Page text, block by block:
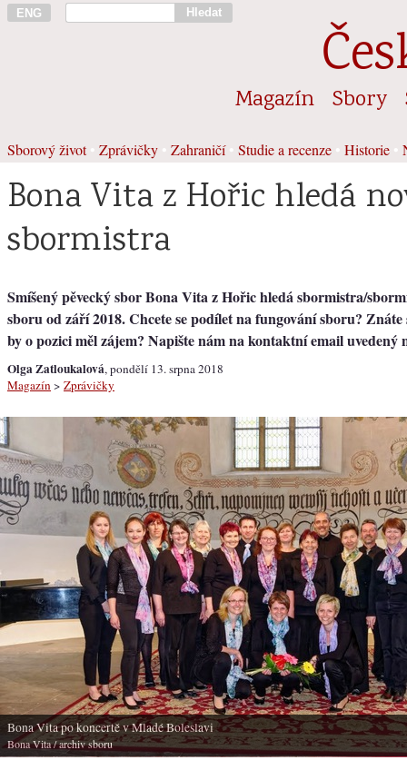
ENG Hledat
Magazín Sbory
Sborový život• Zprávičky Zahraničí• Studie a recenze Historie
Bona Vita z Hořic hledá
sbormistra
Smíšený pěvecký sbor Bona Vita z Hořic hledá sbormistra/
sboru od září 2018. Chcete se podílet na fungování sboru?
by o pozici měl zájem? Napište nám na kontaktní email uvedený
Olga Zatloukalová, pondělí 13. srpna 2018
Magazín > Zprávičky
Bona Vita po koncertě v Mladé Boleslavi
Bona Vita/ archiv sboru